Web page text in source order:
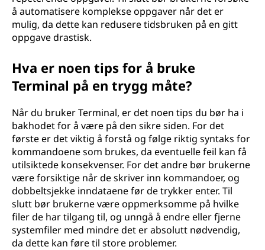
å automatisere komplekse oppgaver når det er
mulig, da dette kan redusere tidsbruken på en gitt
oppgave drastisk.
Hva er noen tips for å bruke
Terminal på en trygg måte?
Når du bruker Terminal, er det noen tips du bør ha i
bakhodet for å være på den sikre siden. For det
første er det viktig å forstå og følge riktig syntaks for
kommandoene som brukes, da eventuelle feil kan få
utilsiktede konsekvenser. For det andre bør brukerne
være forsiktige når de skriver inn kommandoer, og
dobbeltsjekke inndataene før de trykker enter. Til
slutt bør brukerne være oppmerksomme på hvilke
filer de har tilgang til, og unngå å endre eller fjerne
systemfiler med mindre det er absolutt nødvendig,
da dette kan føre til store problemer.